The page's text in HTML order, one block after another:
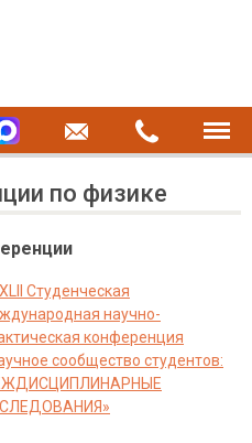
по физике
Студенческая
научно-
конференция
сообщество студентов: